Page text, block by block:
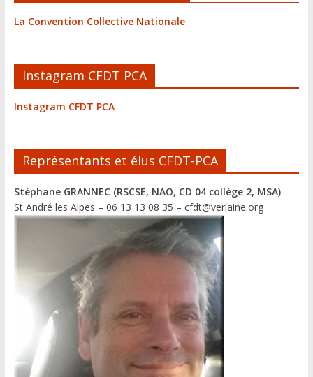
La Convention Collective Nationale
Instagram CFDT PCA
Instagram CFDT PCA
Représentants et élus CFDT-PCA
Stéphane GRANNEC (RSCSE, NAO, CD 04 collège 2, MSA)–
St André les Alpes – 06 13 13 08 35 – cfdt@verlaine.org